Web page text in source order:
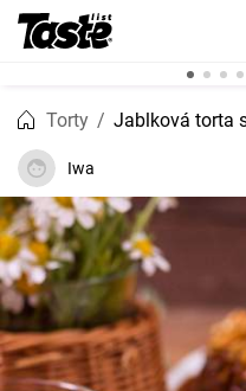
Torty Jablková torta
Iwa